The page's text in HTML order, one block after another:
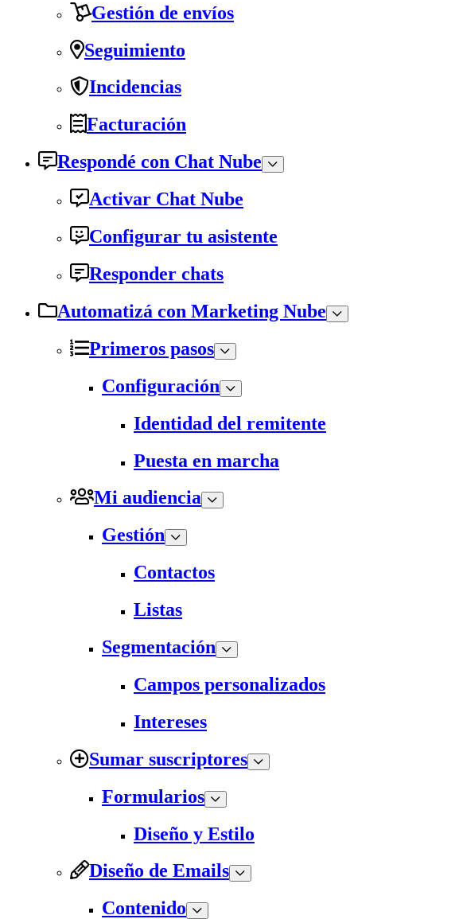
Gestión de envíos
Seguimiento
Incidencias
Facturación
Respondé con Chat Nube
Activar Chat Nube
Configurar tu asistente
Responder chats
Automatizá con Marketing Nube
Primeros pasos
Configuración
Identidad del remitente
Puesta en marcha
Mi audiencia
Gestión
Contactos
Listas
Segmentación
Campos personalizados
Intereses
Sumar suscriptores
Formularios
Diseño y Estilo
Diseño de Emails
Contenido